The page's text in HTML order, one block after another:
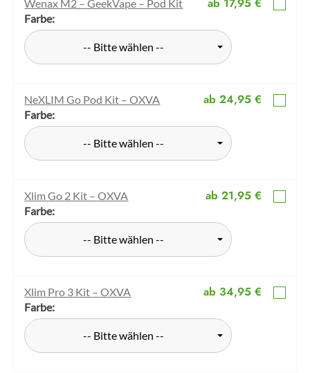
Wenax M2 – GeekVape – Pod Kit
Farbe:
-- Bitte wählen --
NeXLIM Go Pod Kit – OXVA ab 24,95 €
Farbe:
-- Bitte wählen --
Xlim Go 2 Kit – OXVA ab 21,95 €
Farbe:
-- Bitte wählen --
Xlim Pro 3 Kit – OXVA ab 34,95 €
Farbe:
-- Bitte wählen --